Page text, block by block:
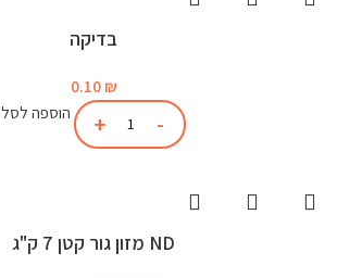
בדיקה
0.10 ₪
הוספה לסל
ND מזון גור קטן 7 ק"ג